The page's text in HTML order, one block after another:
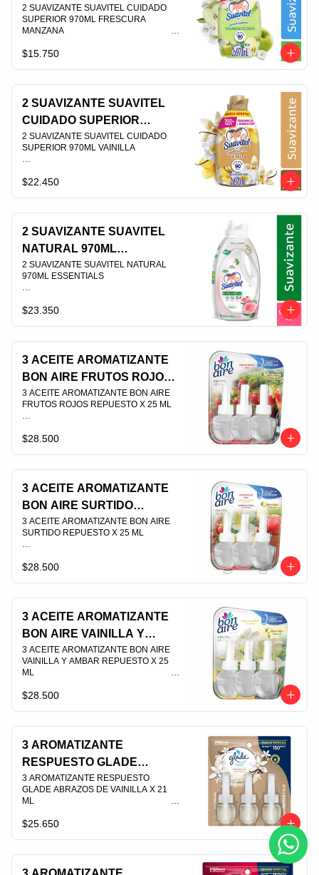
970ML FRESCURA
MANZANA
2 SUAVIZANTE SUAVITEL CUIDADO
SUPERIOR 970ML FRESCURA
MANZANA
PLU 007304
$15.750
2 SUAVIZANTE SUAVITEL
CUIDADO SUPERIOR
970ML VAINILLA
2 SUAVIZANTE SUAVITEL CUIDADO
SUPERIOR 970ML VAINILLA
$22.450
2 SUAVIZANTE SUAVITEL
NATURAL 970ML
ESSENTIALS
2 SUAVIZANTE SUAVITEL NATURAL
970ML ESSENTIALS
$23.350
3 ACEITE AROMATIZANTE
BON AIRE FRUTOS ROJOS
REPUESTO X 25 ML
3 ACEITE AROMATIZANTE BON AIRE
FRUTOS ROJOS REPUESTO X 25 ML
$28.500
3 ACEITE AROMATIZANTE
BON AIRE SURTIDO
REPUESTO X 25 ML
3 ACEITE AROMATIZANTE BON AIRE
SURTIDO REPUESTO X 25 ML
$28.500
3 ACEITE AROMATIZANTE
BON AIRE VAINILLA Y
AMBAR REPUESTO X 25
ML
3 ACEITE AROMATIZANTE BON AIRE
VAINILLA Y AMBAR REPUESTO X 25
ML
PLU 007448
$28.500
3 AROMATIZANTE
RESPUESTO GLADE
ABRAZOS DE VAINILLA X
21 ML
3 AROMATIZANTE RESPUESTO
GLADE ABRAZOS DE VAINILLA X 21
ML
PLU 003529
$25.650